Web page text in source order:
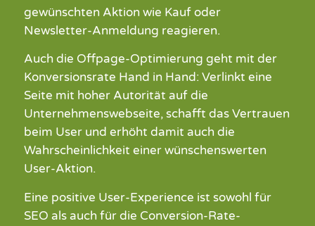
gewünschten Aktion wie Kauf oder
Newsletter-Anmeldung reagieren.
Auch die Offpage-Optimierung geht mit der
Konversionsrate Hand in Hand: Verlinkt eine
Seite mit hoher Autorität auf die
Unternehmenswebseite, schafft das Vertrauen
beim User und erhöht damit auch die
Wahrscheinlichkeit einer wünschenswerten
User-Aktion.
Eine positive User-Experience ist sowohl für
SEO als auch für die Conversion-Rate-